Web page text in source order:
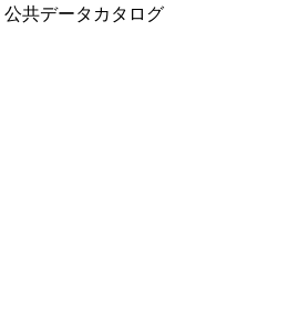
公共データカタログ